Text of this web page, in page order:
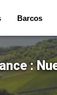
Barcos
: